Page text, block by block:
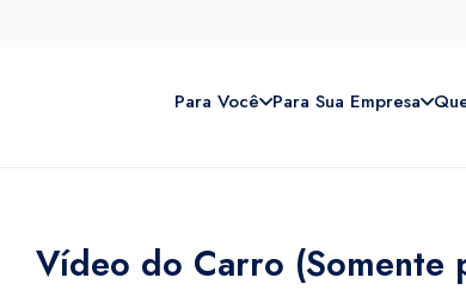
Para Você Para Sua Empresa
Vídeo do Carro